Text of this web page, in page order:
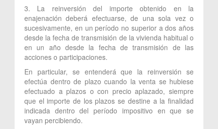
3. La reinversión del importe obtenido en la
enajenación deberá efectuarse, de una sola vez o
sucesivamente, en un período no superior a dos años
desde la fecha de transmisión de la vivienda habitual o
en un año desde la fecha de transmisión de las
acciones o participaciones.
En particular, se entenderá que la reinversión se
efectúa dentro de plazo cuando la venta se hubiese
efectuado a plazos o con precio aplazado, siempre
que el importe de los plazos se destine a la finalidad
indicada dentro del período impositivo en que se
vayan percibiendo.